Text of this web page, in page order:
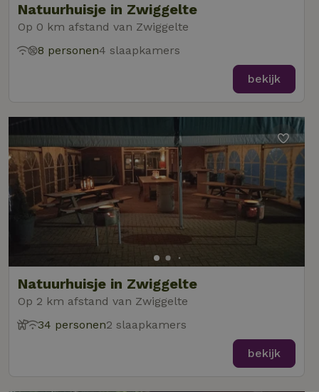
Natuurhuisje in Zwiggelte
Op 0 km afstand van Zwiggelte
8 personen4 slaapkamers
bekijk
Natuurhuisje in Zwiggelte
Op 2 km afstand van Zwiggelte
34 personen2 slaapkamers
bekijk